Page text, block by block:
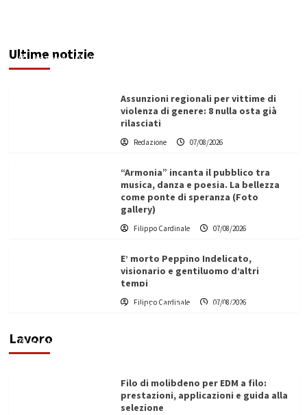
Ultime notizie
Redazione 07/08/2026
Assunzioni regionali per vittime di
violenza di genere: 8 nulla osta già
rilasciati
Redazione 07/08/2026
“Armonia” incanta il pubblico tra
musica, danza e poesia. La bellezza
come ponte di speranza (Foto
gallery)
Filippo Cardinale 07/08/2026
E’ morto Peppino Indelicato,
visionario e gentiluomo d’altri
tempi
Filippo Cardinale 07/08/2026
Lavoro
L’ingegnere saccense Buscarnera partner chiave
di un progetto transnazionale per la transizione
Filippo Cardinale
Filo di molibdeno per EDM a filo:
prestazioni, applicazioni e guida alla
selezione